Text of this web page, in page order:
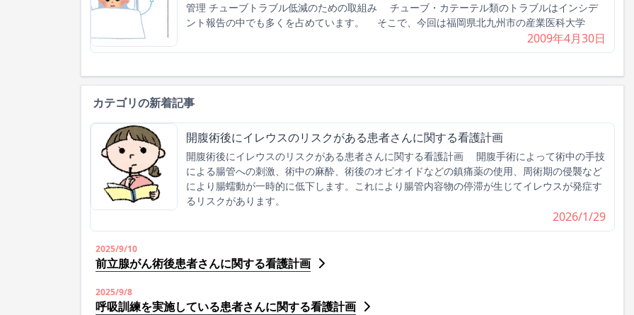
管理 チューブトラブル低減のための取組み チューブ・カテーテル類のトラブルはインシデ
ント報告の中でも多くを占めています。 そこで、今回は福岡県北九州市の産業医科大学
2009年4月30日
カテゴリの新着記事
開腹術後にイレウスのリスクがある患者さんに関する看護計画
開腹術後にイレウスのリスクがある患者さんに関する看護計画 開腹手術によって術中の手技
による腸管への刺激、術中の麻酔、術後のオピオイドなどの鎮痛薬の使用、周術期の侵襲など
により腸蠕動が一時的に低下します。これにより腸管内容物の停滞が生じてイレウスが発症す
るリスクがあります。
2026/1/29
2025/9/10
前立腺がん術後患者さんに関する看護計画
2025/9/8
呼吸訓練を実施している患者さんに関する看護計画